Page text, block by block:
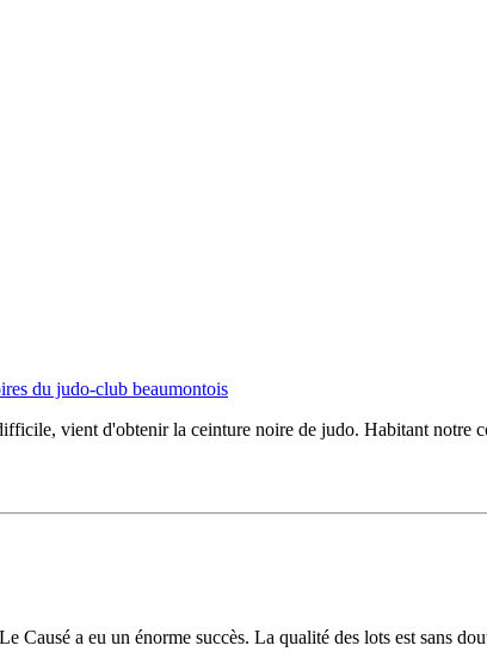
vient d'obtenir la ceinture noire de judo. Habitant notre
Causé a eu un énorme succès. La qualité des lots est sans